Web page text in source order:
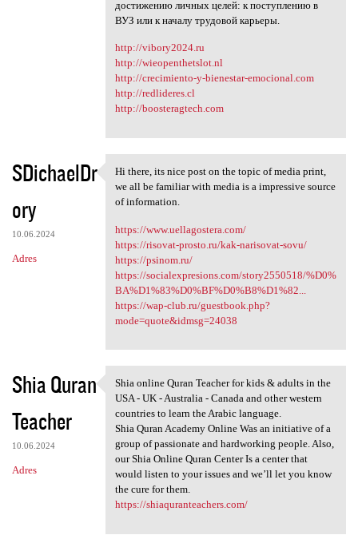
достижению личных целей: к поступлению в
ВУЗ или к началу трудовой карьеры.
http://vibory2024.ru
http://wieopenthetslot.nl
http://crecimiento-y-bienestar-emocional.com
http://redlideres.cl
http://boosteragtech.com
SDichaelDr
ory
10.06.2024
Adres
Hi there, its nice post on
Hi there, its nice post on the topic of media print,
we all be familiar with media is a impressive source
of information.
https://www.uellagostera.com/
https://risovat-prosto.ru/kak-narisovat-sovu/
https://psinom.ru/
https://socialexpresions.com/story2550518/%D0%
BA%D1%83%D0%BF%D0%B8%D1%82...
https://wap-club.ru/guestbook.php?
mode=quote&idmsg=24038
Shia Quran
Teacher
10.06.2024
Adres
Shia online Quran Teacher for
Shia online Quran Teacher for kids & adults in the
USA - UK - Australia - Canada and other western
countries to learn the Arabic language.
Shia Quran Academy Online Was an initiative of a
group of passionate and hardworking people. Also,
our Shia Online Quran Center Is a center that
would listen to your issues and we’ll let you know
the cure for them.
https://shiaquranteachers.com/